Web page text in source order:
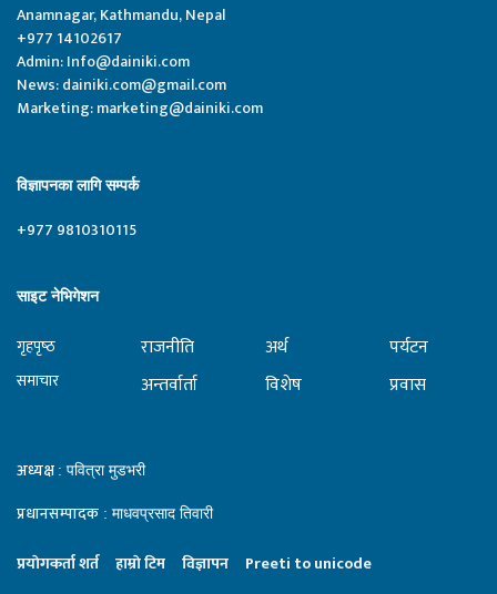
Anamnagar, Kathmandu, Nepal
+977 14102617
Admin:Info@dainiki.com
News:dainiki.com@gmail.com
Marketing:marketing@dainiki.com
विज्ञापनका लागि सम्पर्क
+977 9810310115
साइट नेभिगेशन
गृहपृष्‍ठ
समाचार
राजनीति
अन्तर्वार्ता
अर्थ
विशेष
पर्यटन
प्रवास
अध्यक्ष : पवित्रा मुडभरी
प्रधानसम्पादक : माधवप्रसाद तिवारी
प्रयाेगकर्ता शर्त हाम्राे टिम विज्ञापन Preeti to unicode